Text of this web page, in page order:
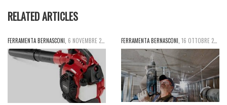
RELATED ARTICLES
FERRAMENTA BERNASCONI, 6 NOVEMBRE 2015 FERRAMENTA BERNASCONI, 16 OTTOBRE 2015